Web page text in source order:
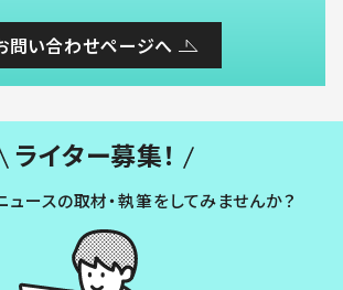
問い合わせページへ
ライター募集！
ュースの取材・執筆をしてみませんか？